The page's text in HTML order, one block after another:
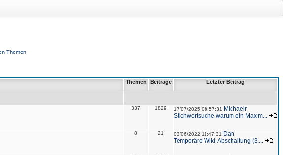
Themen
Themen Beiträge Letzter Beitrag
337 1829 17/07/2025 08:57:31
Michaelr
Stichwortsuche warum ein Maxim...
8 21 03/06/2022 11:47:31
Dan
Temporäre Wiki-Abschaltung (3....